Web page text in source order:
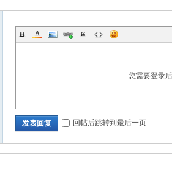
您需要登录
发表回复 回帖后跳转到最后一页